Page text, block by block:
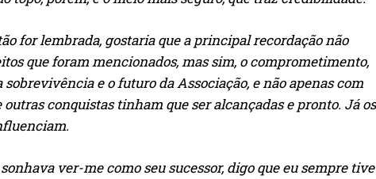
for lembrada, gostaria que a principal recordação não
que foram mencionados, mas sim, o comprometimento,
sobrevivência e o futuro da Associação, e não apenas com
outras conquistas tinham que ser alcançadas e pronto. Já os
ver-me como seu sucessor, digo que eu sempre tive